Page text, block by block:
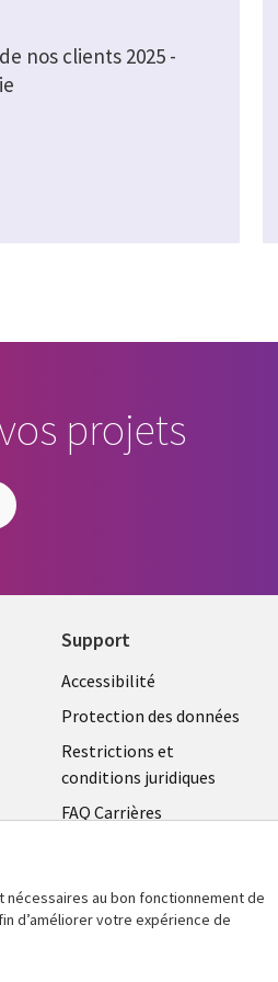
nos clients 2025 -
projets
Support
Legal
FRANCE
Accessibilité
Protection des données
Restrictions et
conditions juridiques
FAQ Carrières
au bon fonctionnement de
d’améliorer votre expérience de